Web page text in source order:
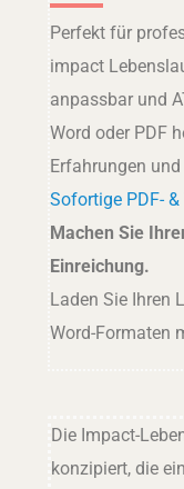
Perfekt für
impact
anpassbar und
Word oder PDF
Erfahrungen
Sofortige PDF-
Machen Sie
Einreichung.
Laden Sie Ihren
Word-Formaten
Die Impact-
konzipiert, die